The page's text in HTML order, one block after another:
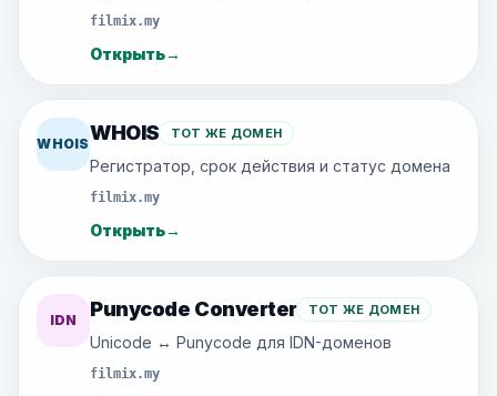
filmix.my
Открыть→
WHOISWHOIS ТОТ ЖЕ ДОМЕН
Регистратор, срок действия и статус домена
filmix.my
Открыть→
IDN Punycode Converter ТОТ ЖЕ ДОМЕН
Unicode ↔ Punycode для IDN-доменов
filmix.my